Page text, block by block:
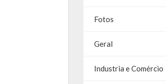
Fotos
Geral
Industria e Comércio